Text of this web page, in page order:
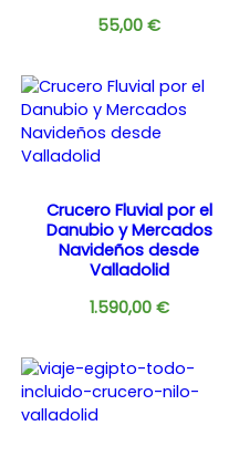
55,00€
Crucero Fluvial por el
Danubio y Mercados
Navideños desde
Valladolid
1.590,00 €